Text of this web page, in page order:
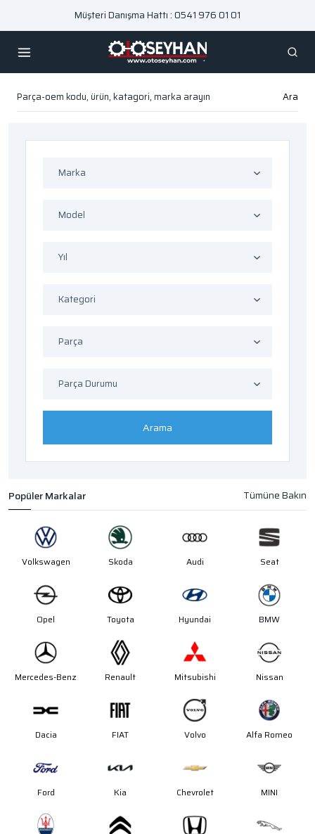
Müşteri Danışma Hattı : 0541 976 01 01
Ara
Marka
Model
Yıl
Kategori
Parça
Parça Durumu
Arama
Popüler Markalar
Volkswagen Skoda Audi Seat
Opel Toyota Hyundai BMW
Mercedes-Benz Renault Mitsubishi Nissan
Dacia FIAT Volvo Alfa Romeo
Ford Kia Chevrolet MINI